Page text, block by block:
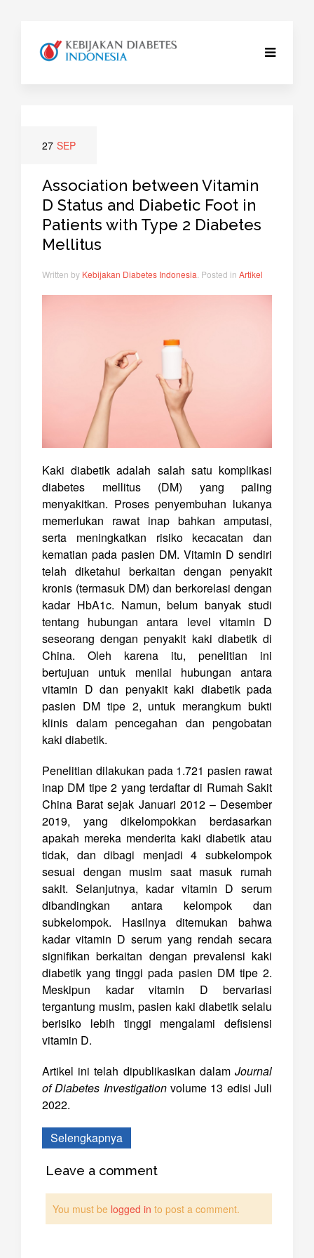
27 SEP
Association between Vitamin
D Status and Diabetic Foot in
Patients with Type 2 Diabetes
Mellitus
Written by Kebijakan Diabetes Indonesia . Posted in Artikel
Kaki diabetik adalah salah satu komplikasi
diabetes mellitus (DM) yang paling
menyakitkan. Proses penyembuhan lukanya
memerlukan rawat inap bahkan amputasi,
serta meningkatkan risiko kecacatan dan
kematian pada pasien DM. Vitamin D sendiri
telah diketahui berkaitan dengan penyakit
kronis (termasuk DM) dan berkorelasi dengan
kadar HbA1c. Namun, belum banyak studi
tentang hubungan antara level vitamin D
seseorang dengan penyakit kaki diabetik di
China. Oleh karena itu, penelitian ini
bertujuan untuk menilai hubungan antara
vitamin D dan penyakit kaki diabetik pada
pasien DM tipe 2, untuk merangkum bukti
klinis dalam pencegahan dan pengobatan
kaki diabetik.
Penelitian dilakukan pada 1.721 pasien rawat
inap DM tipe 2 yang terdaftar di Rumah Sakit
China Barat sejak Januari 2012 – Desember
2019, yang dikelompokkan berdasarkan
apakah mereka menderita kaki diabetik atau
tidak, dan dibagi menjadi 4 subkelompok
sesuai dengan musim saat masuk rumah
sakit. Selanjutnya, kadar vitamin D serum
dibandingkan antara kelompok dan
subkelompok. Hasilnya ditemukan bahwa
kadar vitamin D serum yang rendah secara
signifikan berkaitan dengan prevalensi kaki
diabetik yang tinggi pada pasien DM tipe 2.
Meskipun kadar vitamin D bervariasi
tergantung musim, pasien kaki diabetik selalu
berisiko lebih tinggi mengalami defisiensi
vitamin D.
Artikel ini telah dipublikasikan dalam Journal
of Diabetes Investigationvolume 13 edisi Juli
2022.
Selengkapnya
Leave a comment
You must be logged in to post a comment.